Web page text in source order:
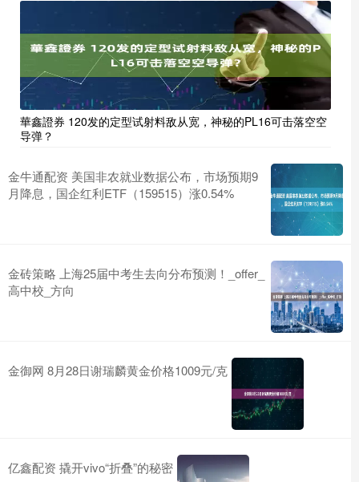
華鑫證券 120发的定型试射料敌从宽，神秘的PL16可击落空空
导弹？
金牛通配资 美国非农就业数据公布，市场预期9
月降息，国企红利ETF（159515）涨0.54%
金砖策略 上海25届中考生去向分布预测！_offer_
高中校_方向
金御网 8月28日谢瑞麟黄金价格1009元/克
亿鑫配资 撬开vivo“折叠”的秘密